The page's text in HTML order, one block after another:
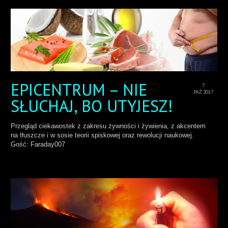
7
PAŹ 2017
EPICENTRUM – NIE
SŁUCHAJ, BO UTYJESZ!
Przegląd ciekawostek z zakresu żywności i żywienia, z akcentem
na tłuszcze i w sosie teorii spiskowej oraz rewolucji naukowej.
Gość: Faraday007